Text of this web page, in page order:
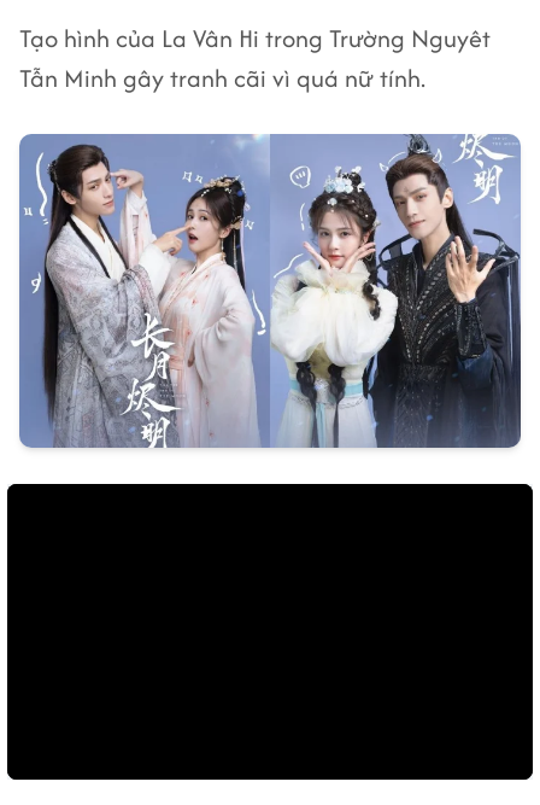
Tạo hình của La Vân Hi trong Trường Nguyêt
Tẫn Minh gây tranh cãi vì quá nữ tính.